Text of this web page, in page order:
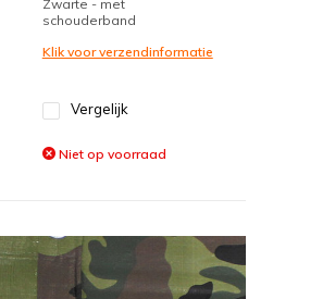
Zwarte - met
schouderband
Klik voor verzendinformatie
Vergelijk
Niet op voorraad